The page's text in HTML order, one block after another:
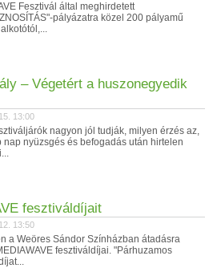
Fesztivál által meghirdetett
pályázatra közel 200 pályamű
– Végetért a huszonegyedik
13:00
nagyon jól tudják, milyen érzés az,
nap nyüzsgés és befogadás után hirtelen
fesztiváldíjait
13:50
a Weöres Sándor Színházban átadásra
fesztiváldíjai. "Párhuzamos